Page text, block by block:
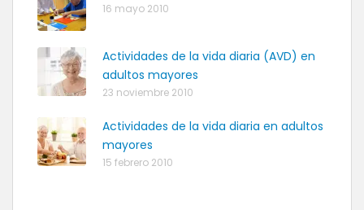
16 mayo 2010
Actividades de la vida diaria (AVD) en
adultos mayores
23 noviembre 2010
Actividades de la vida diaria en adultos
mayores
15 febrero 2010